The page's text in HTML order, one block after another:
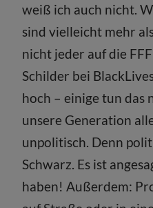
weiß ich auch nicht.
sind vielleicht mehr
nicht jeder auf die
Schilder bei
hoch – einige tun das
unsere Generation
unpolitisch. Denn
Schwarz. Es ist
haben! Außerdem: